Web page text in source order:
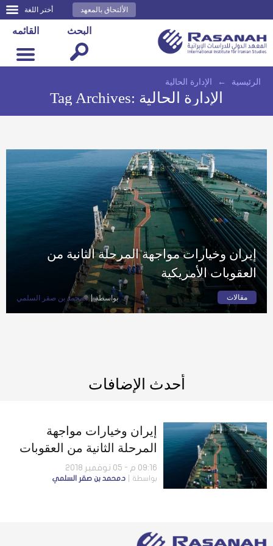
أختر اللغة الألتحاق بالمعهد
القائمه البحث
الرئيسية ← الإدارة الحالية
Tag Archives: الإدارة الحالية
إيران وخيارات مواجهة المرحلة الثانية من
العقوبات الأمريكية
مقالات بواسطة د.محمد بن صقر السلمي
أحدث الإضافات
إيران وخيارات مواجهة
المرحلة الثانية من العقوبات
الأمريكية
09:16 م - 05 نوفمبر 2018
بواسطة د.محمد بن صقر السلمي